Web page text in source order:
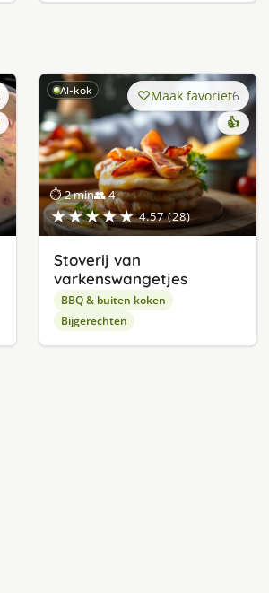
AI-kok
⏱ 2 min👥 4
★★★★★ 4.57 (28)
Maak favoriet6
👍
Stoverij van
varkenswangetjes
BBQ & buiten koken
Bijgerechten